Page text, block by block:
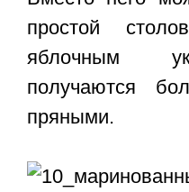
простой
яблочным
получаются
пряными.